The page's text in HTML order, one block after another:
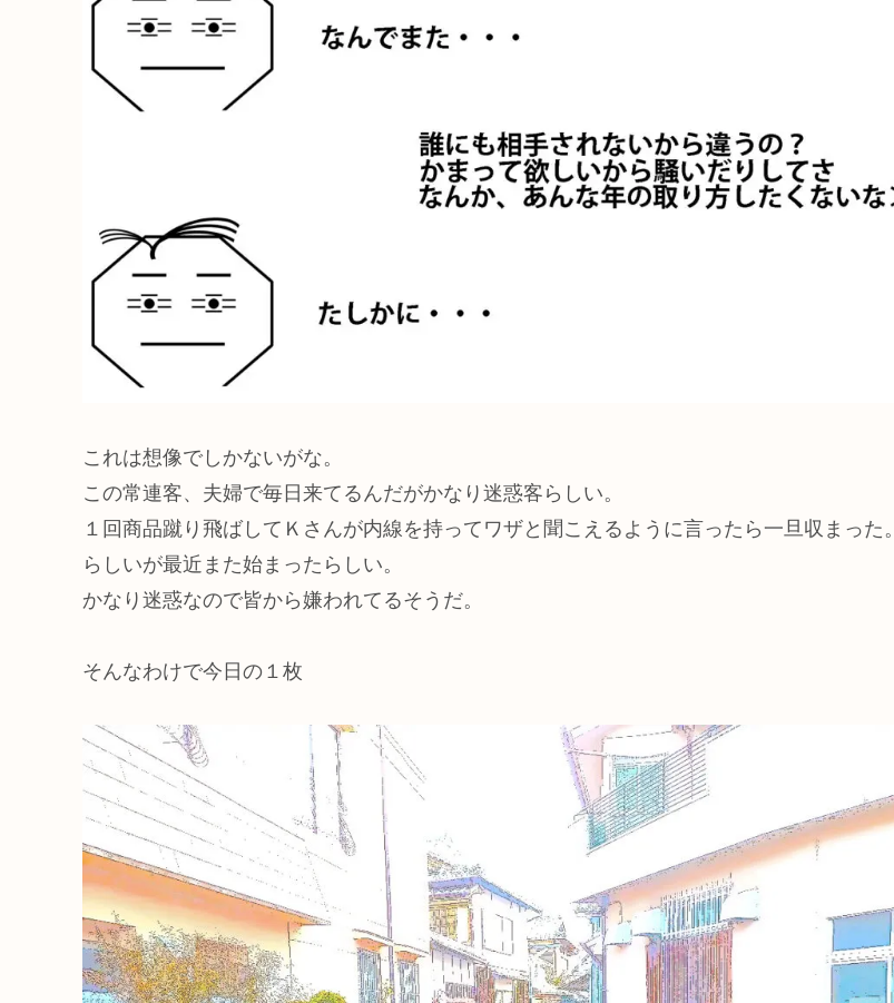
これは想像でしかないがな。
この常連客、夫婦で毎日来てるんだがかなり迷惑客らしい。
１回商品蹴り飛ばしてＫさんが内線を持ってワザと聞こえるように言ったら一旦収まった。
らしいが最近また始まったらしい。
かなり迷惑なので皆から嫌われてるそうだ。
そんなわけで今日の１枚